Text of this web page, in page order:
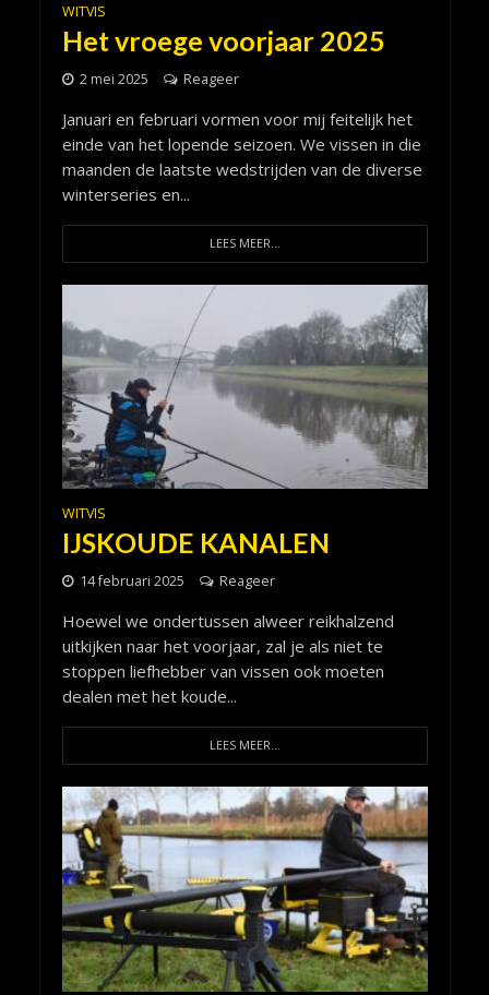
WITVIS
Het vroege voorjaar 2025
2 mei 2025 Reageer
Januari en februari vormen voor mij feitelijk het
einde van het lopende seizoen. We vissen in die
maanden de laatste wedstrijden van de diverse
winterseries en...
LEES MEER...
WITVIS
IJSKOUDE KANALEN
14 februari 2025 Reageer
Hoewel we ondertussen alweer reikhalzend
uitkijken naar het voorjaar, zal je als niet te
stoppen liefhebber van vissen ook moeten
dealen met het koude...
LEES MEER...